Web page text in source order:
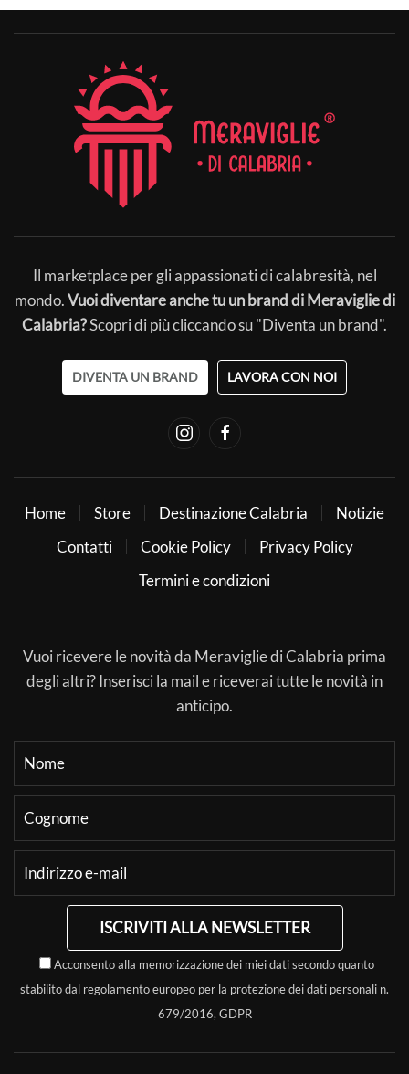
Il marketplace per gli appassionati di calabresità, nel
mondo.Vuoi diventare anche tu un brand di Meraviglie di
Calabria?Scopri di più cliccando su "Diventa un brand".
DIVENTA UN BRAND LAVORA CON NOI
Home Store Destinazione Calabria
Notizie
Contatti
Cookie Policy
Privacy Policy
Termini e condizioni
Vuoi ricevere le novità da Meraviglie di Calabria prima
degli altri? Inserisci la mail e riceverai tutte le novità in
anticipo.
ISCRIVITI ALLA NEWSLETTER
Acconsento alla memorizzazione dei miei dati secondo quanto
stabilito dal regolamento europeo per la protezione dei dati personali n.
679/2016, GDPR